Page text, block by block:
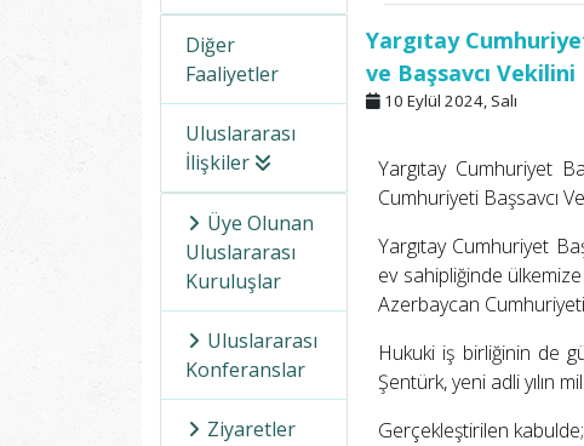
Diğer
Faaliyetler
Uluslararası
İlişkiler
Üye Olunan
Uluslararası
Kuruluşlar
Uluslararası
Konferanslar
Ziyaretler
Yargıtay
ve Başsavcı
10 Eylül 2024, Salı
Yargıtay Cumhuriyet
Cumhuriyeti Başsavcı
Yargıtay Cumhuriyet
ev sahipliğinde
Azerbaycan
Hukuki iş birliğinin de
Şentürk, yeni adli yılın
Gerçekleştirilen